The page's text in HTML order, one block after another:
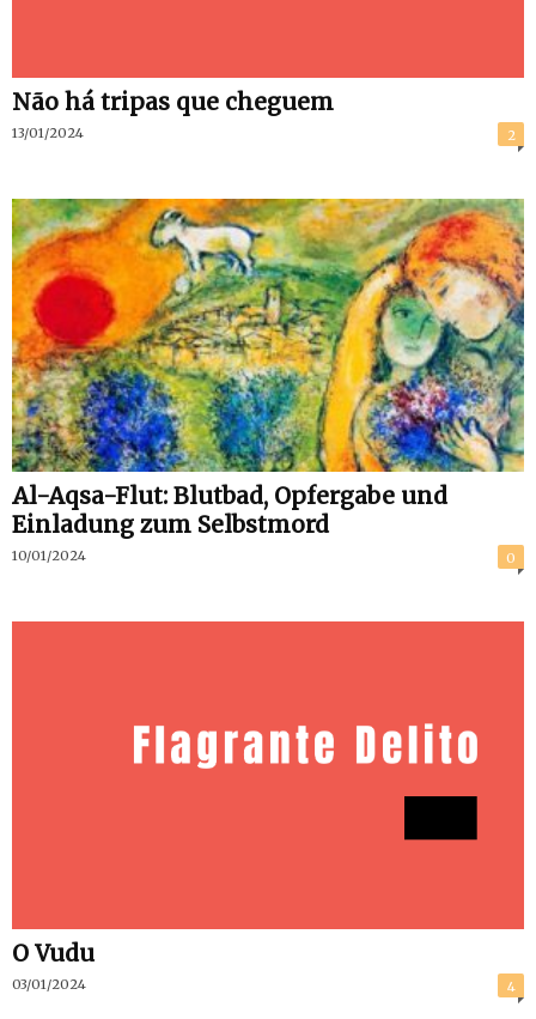
Não há tripas que cheguem
13/01/2024 2
Al-Aqsa-Flut: Blutbad, Opfergabe und
Einladung zum Selbstmord
10/01/2024 0
O Vudu
03/01/2024 4